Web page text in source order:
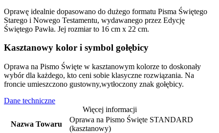
Oprawę idealnie dopasowano do dużego formatu Pisma Świętego
Starego i Nowego Testamentu, wydawanego przez Edycję
Świętego Pawła. Jej rozmiar to 16 cm x 22 cm.
Kasztanowy kolor i symbol gołębicy
Oprawa na Pismo Święte w kasztanowym kolorze to doskonały
wybór dla każdego, kto ceni sobie klasyczne rozwiązania. Na
froncie umieszczono gustowny,wytłoczony znak gołębicy.
Dane techniczne
Więcej informacji
Nazwa Towaru
Oprawa na Pismo Święte STANDARD
(kasztanowy)